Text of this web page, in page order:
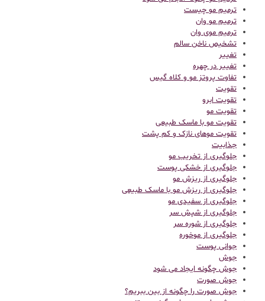
ترمیم مو چیست
ترمیم مو وان
ترمیم موی وان
تشخیص ناخن سالم
تغییر
تغییر در چهره
تفاوت پروتز مو و کلاه گیس
تقویت
تقویت ابرو
تقویت مو
تقویت مو با ماسک طبیعی
تقویت موهای نازک و کم پشت
جذابیت
جلوگیری از تخریب مو
جلوگیری از خشکی پوست
جلوگیری از ریزش مو
جلوگیری از ریزش مو با ماسک طبیعی
جلوگیری از سفیدی مو
جلوگیری از شپش سر
جلوگیری از شوره سر
جلوگیری از موخوره
جوانی پوست
جوش
جوش چگونه ایجاد می شود
جوش صورت
جوش صورت را چگونه از بین ببریم؟